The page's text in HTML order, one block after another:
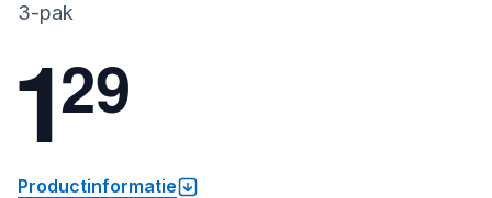
3-pak
129
Productinformatie